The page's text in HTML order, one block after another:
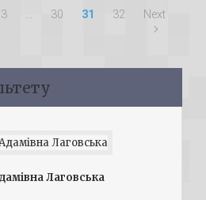
3 … 30 31 32 Next
Лаговська